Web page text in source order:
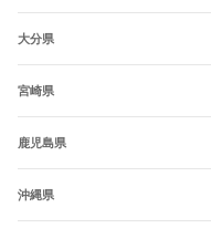
大分県
宮崎県
鹿児島県
沖縄県